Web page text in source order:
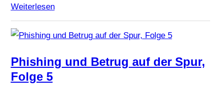
Weiterlesen
Phishing und Betrug auf der Spur,
Folge 5